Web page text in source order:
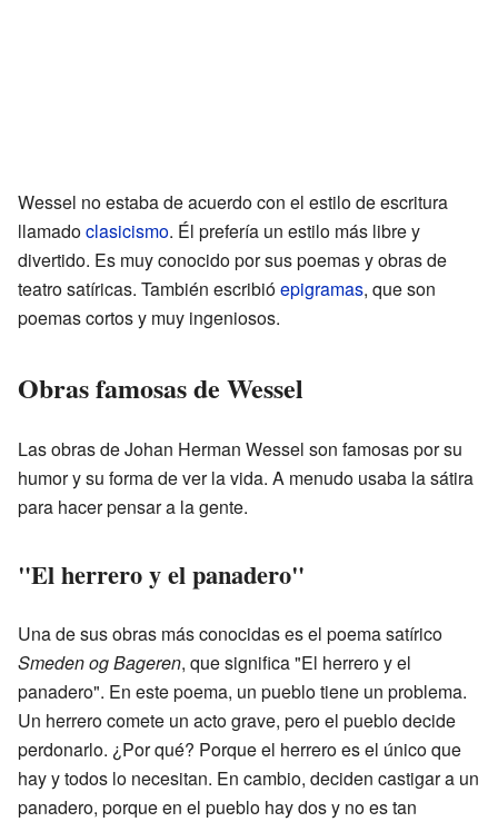
Wessel no estaba de acuerdo con el estilo de escritura
llamadoclasicismo. Él prefería un estilo más libre y
divertido. Es muy conocido por sus poemas y obras de
teatro satíricas. También escribióepigramas, que son
poemas cortos y muy ingeniosos.
Obras famosas de Wessel
Las obras de Johan Herman Wessel son famosas por su
humor y su forma de ver la vida. A menudo usaba la sátira
para hacer pensar a la gente.
"El herrero y el panadero"
Una de sus obras más conocidas es el poema satírico
Smeden og Bageren, que significa "El herrero y el
panadero". En este poema, un pueblo tiene un problema.
Un herrero comete un acto grave, pero el pueblo decide
perdonarlo. ¿Por qué? Porque el herrero es el único que
hay y todos lo necesitan. En cambio, deciden castigar a un
panadero, porque en el pueblo hay dos y no es tan